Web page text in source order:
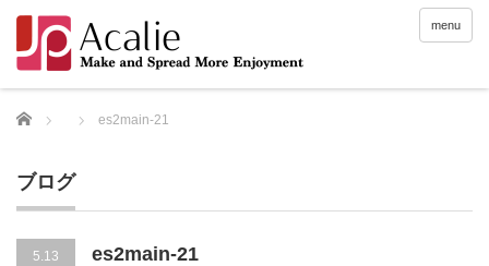
menu
Home es2main-21
ブログ
5.13
es2main-21